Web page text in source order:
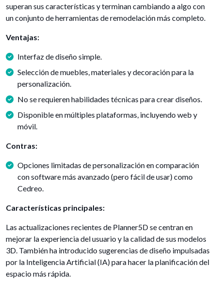
superan sus características y terminan cambiando a algo con
un conjunto de herramientas de remodelación más completo.
Ventajas:
Interfaz de diseño simple.
Selección de muebles, materiales y decoración para la
personalización.
No se requieren habilidades técnicas para crear diseños.
Disponible en múltiples plataformas, incluyendo web y
móvil.
Contras:
Opciones limitadas de personalización en comparación
con software más avanzado (pero fácil de usar) como
Cedreo.
Características principales:
Las actualizaciones recientes de Planner5D se centran en
mejorar la experiencia del usuario y la calidad de sus modelos
3D. También ha introducido sugerencias de diseño impulsadas
por la Inteligencia Artificial (IA) para hacer la planificación del
espacio más rápida.